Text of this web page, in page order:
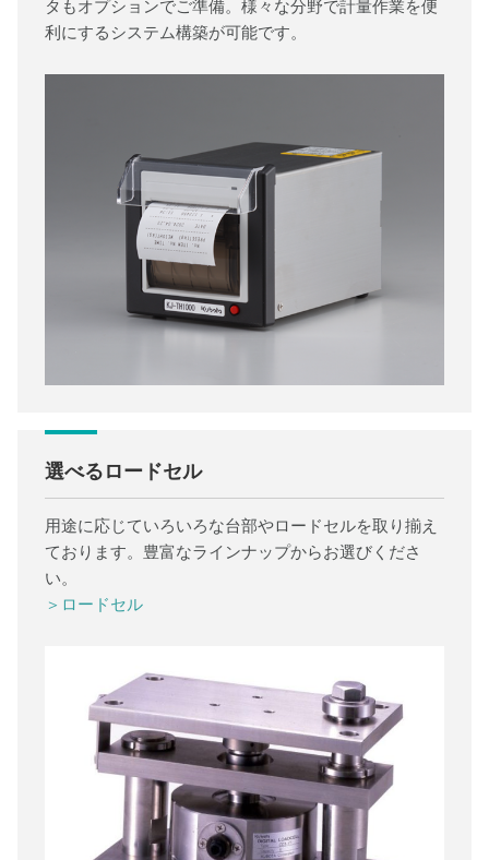
タもオプションでご準備。様々な分野で計量作業を便
利にするシステム構築が可能です。
選べるロードセル
用途に応じていろいろな台部やロードセルを取り揃え
ております。豊富なラインナップからお選びくださ
い。
＞ロードセル